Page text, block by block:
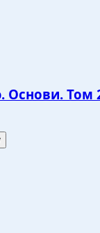
Основи. Том